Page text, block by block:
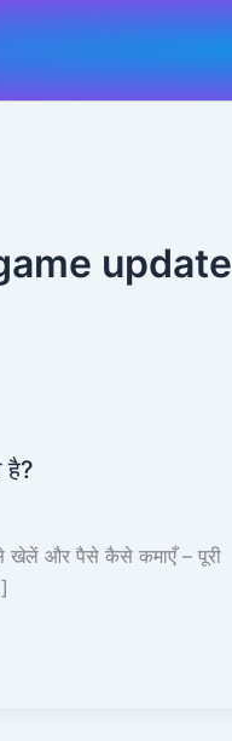
update
है?
खेलें और पैसे कैसे कमाएँ – पूरी